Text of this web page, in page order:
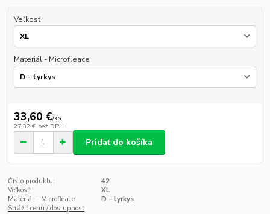
Veľkosť
Materiál - Microfleace
33,60 €/ks
27,32 € bez DPH
Pridať do košíka
Číslo produktu:
42
Veľkosť:
XL
Materiál - Microfleace:
D - tyrkys
Strážiť cenu / dostupnosť